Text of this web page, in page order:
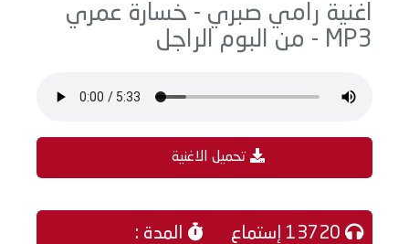
اغنية رامي صبري - خسارة عمري
MP3 - من البوم الراجل
تحميل الاغنية
المدة :